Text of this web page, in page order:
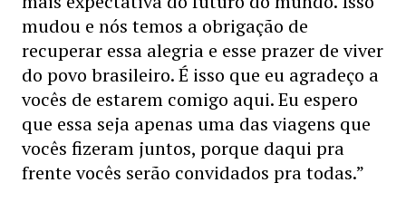
mudou e nós temos a obrigação de
recuperar essa alegria e esse prazer de viver
do povo brasileiro. É isso que eu agradeço a
vocês de estarem comigo aqui. Eu espero
que essa seja apenas uma das viagens que
vocês fizeram juntos, porque daqui pra
frente vocês serão convidados pra todas.”